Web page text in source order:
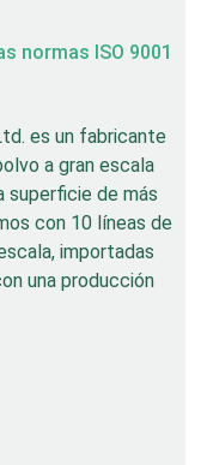
normas ISO 9001
es un fabricante
a gran escala
superficie de más
con 10 líneas de
importadas
una producción